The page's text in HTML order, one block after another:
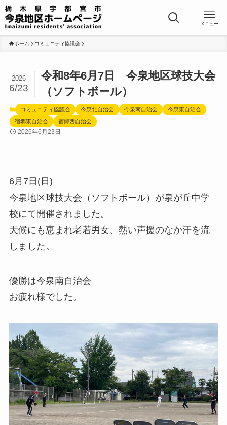
メニュー
ホーム コミュニティ協議会
令和8年6月7日 今泉地区球技大会
（ソフトボール）
2026
6/23
コミュニティ協議会 今泉北自治会 今泉南自治会
今泉東自治会
宿郷東自治会
宿郷西自治会
2026年6月23日
6月7日(日)
今泉地区球技大会（ソフトボール）が泉が丘中学
校にて開催されました。
天候にも恵まれ老若男女、熱い声援のなか汗を流
しました。
優勝は今泉南自治会
お疲れ様でした。